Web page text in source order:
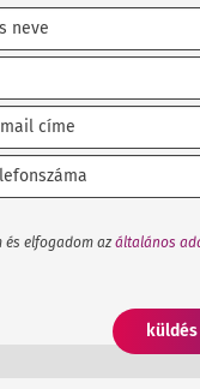
és elfogadom azáltalános